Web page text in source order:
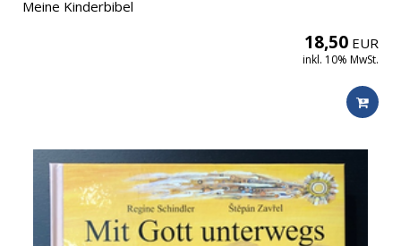
Meine Kinderbibel
18,50 EUR
inkl. 10% MwSt.